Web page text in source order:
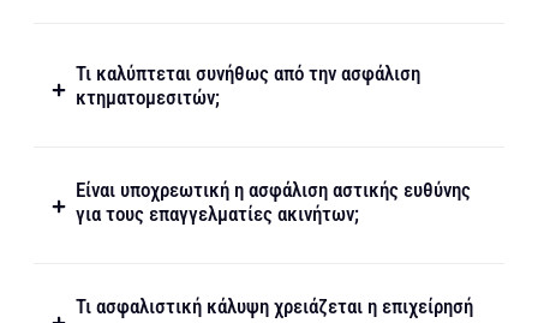
Τι καλύπτεται συνήθως από την ασφάλιση
κτηματομεσιτών;
Είναι υποχρεωτική η ασφάλιση αστικής ευθύνης
για τους επαγγελματίες ακινήτων;
Τι ασφαλιστική κάλυψη χρειάζεται η επιχείρησή